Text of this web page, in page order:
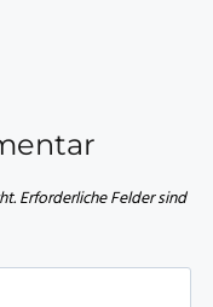
Erforderliche Felder sind